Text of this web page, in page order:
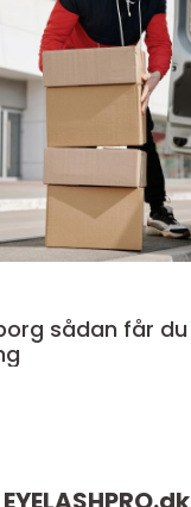
tryg og